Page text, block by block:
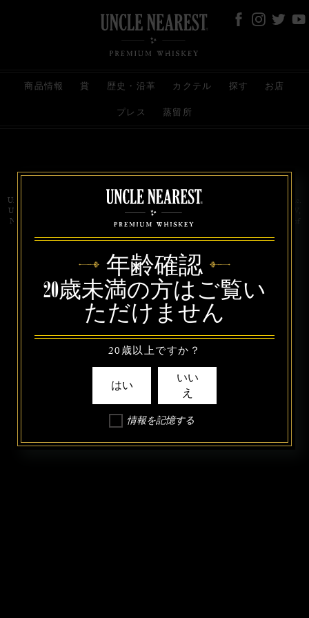
商品情報 賞 歴史・沿革 カクテル 探す お店
プレス 蒸留所
お問い合わせ 代理店 規約と条件
プライバシー
Uncle Nearest Premium Whiskey is wholly and independently owned by Uncle Nearest, Inc.
UNCLE NEAREST, THE BEST WHISKEY MAKER THE WORLD NEVER KNEW,
NATHAN GREEN, NEAREST GREEN, and DRINK HONORABLY are trademarks of
年齢確認
20歳未満の方はご覧い
ただけません
20歳以上ですか？
はい
いい
え
情報を記憶する